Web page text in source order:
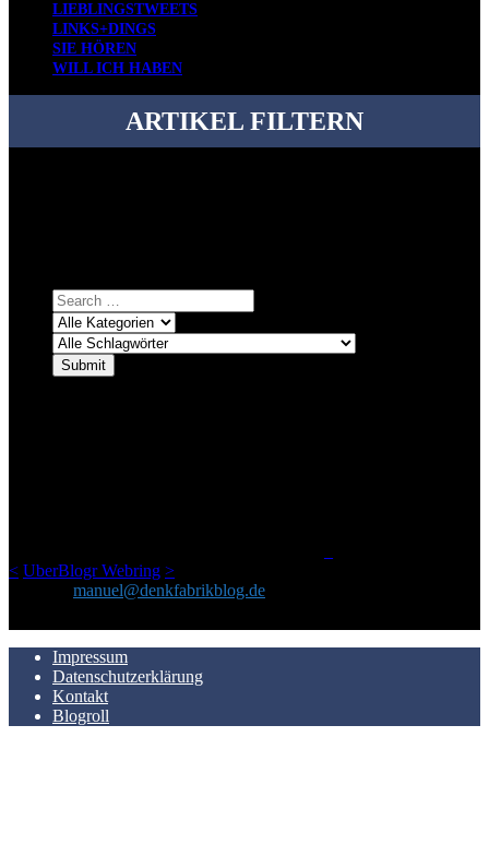
LIEBLINGSTWEETS
LINKS+DINGS
SIE HÖREN
WILL ICH HABEN
ARTIKEL FILTERN
< UberBlogr Webring >
manuel@denkfabrikblog.de
Impressum
Datenschutzerklärung
Kontakt
Blogroll